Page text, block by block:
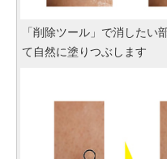
「削除ツール」で消したい
て自然に塗りつぶします